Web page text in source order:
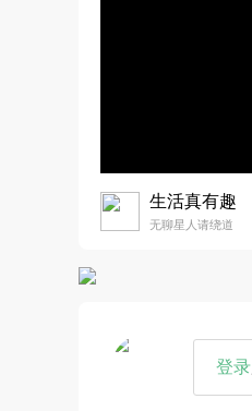
生活真有趣
无聊星人请绕道
登录